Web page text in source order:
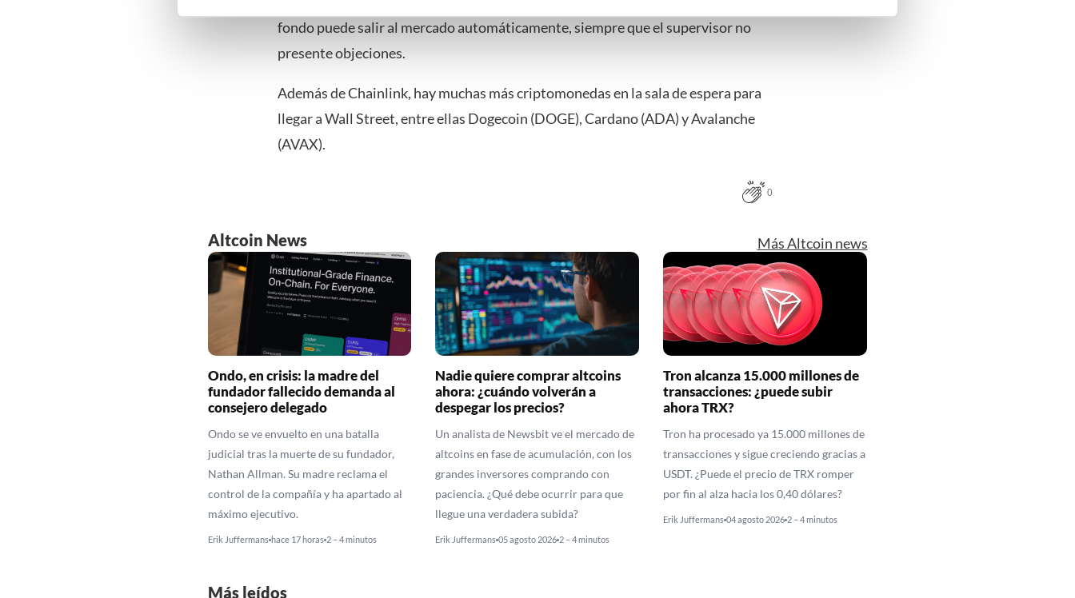
Klik hieronder om ons toestemming te geven om deze technieken te gebruiken voor bovenstaande doelen of maak
gedetailleerde keuzes, waaronder het maken van bezwaar tegen bedrijven die persoonsgegevens verwerken op basis van
gerechtvaardigd belang. U kunt uw privacy-instellingen te allen tijde inzien en bijwerken door op de tekst 'cookies' te klikken
fondo puede salir al mercado automáticamente, siempre que el supervisor no
presente objeciones.
Además de Chainlink, hay muchas más criptomonedas en la sala de espera para
llegar a Wall Street, entre ellas Dogecoin (DOGE), Cardano (ADA) y Avalanche
(AVAX).
0
Altcoin News Más Altcoin news
Ondo, en crisis: la madre del
fundador fallecido demanda al
consejero delegado
Ondo se ve envuelto en una batalla
judicial tras la muerte de su fundador,
Nathan Allman. Su madre reclama el
control de la compañía y ha apartado al
máximo ejecutivo.
Erik Juffermans hace 17 horas 2 – 4 minutos
Nadie quiere comprar altcoins
ahora: ¿cuándo volverán a
despegar los precios?
Un analista de Newsbit ve el mercado de
altcoins en fase de acumulación, con los
grandes inversores comprando con
paciencia. ¿Qué debe ocurrir para que
llegue una verdadera subida?
Erik Juffermans 05 agosto 2026 2 – 4 minutos
Tron alcanza 15.000 millones de
transacciones: ¿puede subir
ahora TRX?
Tron ha procesado ya 15.000 millones de
transacciones y sigue creciendo gracias a
USDT. ¿Puede el precio de TRX romper
por fin al alza hacia los 0,40 dólares?
Erik Juffermans 04 agosto 2026 2 – 4 minutos
Más leídos